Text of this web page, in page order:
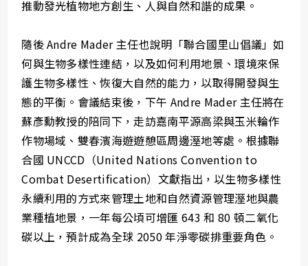
推動發光植物地方創生、人與自然和諧的成果。
隨後 Andre Mader 主任也說明「聯合國里山倡議」如
何與生物多樣性連結，以及如何利用地景、環境來保
護生物多樣性、恢復大自然的能力，以取得開發與生
態的平衡。會議結束後，下午 Andre Mader 主任將在
蘇彥勳教授的陪同下，走訪嘉南平源高梁與玉米輪作
作物場域、雙春濱海遊遊憩區周邊溼地等處。根據聯
合國 UNCCD（United Nations Convention to
Combat Desertification）文獻指出，以生物多樣性
永續利用的方式來管理土地和自然資源管理溼地與農
業種植地景，一年每公頃可增匯 643 和 80 頓二氧化
碳以上，預計成為全球 2050 年淨零碳排重要角色。